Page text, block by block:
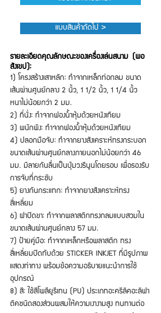
แบบสินค้าถัดไป >
รายละเอียดคุณลักษณะของเครื่องเล่นสนาม (พอ
สังเขป):
1) โครงสร้างเสาหลัก: ทำจากเหล็กท่อกลม ขนาด
เส้นผ่านศูนย์กลาง 2 นิ้ว, 1 1/2 นิ้ว, 1 1/4 นิ้ว
หนาไม่น้อยกว่า 2 มม.
2) ที่นั่ง: ทำจากฟองน้ำหุ้มด้วยหนังเทียม
3) พนักพิง: ทำจากฟองน้ำหุ้มด้วยหนังเทียม
4) ปลอกมือจับ: ทำจากยางสังเคราะห์ทรงกระบอก
ขนาดเส้นผ่านศูนย์กลางภายนอกไม่น้อยกว่า 46
มม. มีลายกันลื่นเป็นปุ่มวงรีนูนโดยรอบ เพื่อรองรับ
การจับที่กระชับ
5) ยางกันกระแทก: ทำจากยางสังเคราะห์ทรง
สี่เหลี่ยม
6) ฝาปิดขา: ทำจากพลาสติกทรงกลมแบบสวมใน
ขนาดเส้นผ่านศูนย์กลาง 57 มม.
7) ป้ายคู่มือ: ทำจากเหล็กหรือพลาสติก ทรง
สี่เหลี่ยมปิดทับด้วย STICKER INKJET ที่มีรูปภาพ
แสดงท่าทาง พร้อมข้อความอธิบายแนะนำการใช้
อุปกรณ์
8) สี: ใช้สีโพลียูรีเทน (PU) ประเภทอะครีลิคอะลิฟา
ติคชนิดสองส่วนผสมให้ความเงางามสูง ทนทานต่อ